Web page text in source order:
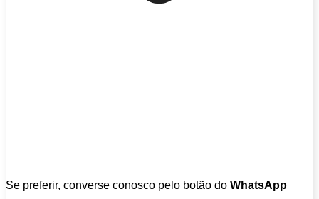
Se preferir, converse conosco pelo botão do WhatsApp